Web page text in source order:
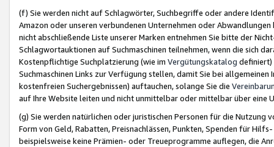
(f) Sie werden nicht auf Schlagwörter, Suchbegriffe oder andere
Amazon oder unseren verbundenen Unternehmen oder
nicht abschließende Liste unserer Marken entnehmen Sie bitte der
Schlagwortauktionen auf Suchmaschinen teilnehmen, wenn die sich
Kostenpflichtige Suchplatzierung (wie im Vergütungskatalog definiert)
Suchmaschinen Links zur Verfügung stellen, damit Sie bei
kostenfreien Suchergebnissen) auftauchen, solange Sie die
auf Ihre Website leiten und nicht unmittelbar oder mittelbar über eine
(g) Sie werden natürlichen oder juristischen Personen für die Nutzung
Form von Geld, Rabatten, Preisnachlässen, Punkten, Spenden für
beispielsweise keine Prämien- oder Treueprogramme auflegen, die